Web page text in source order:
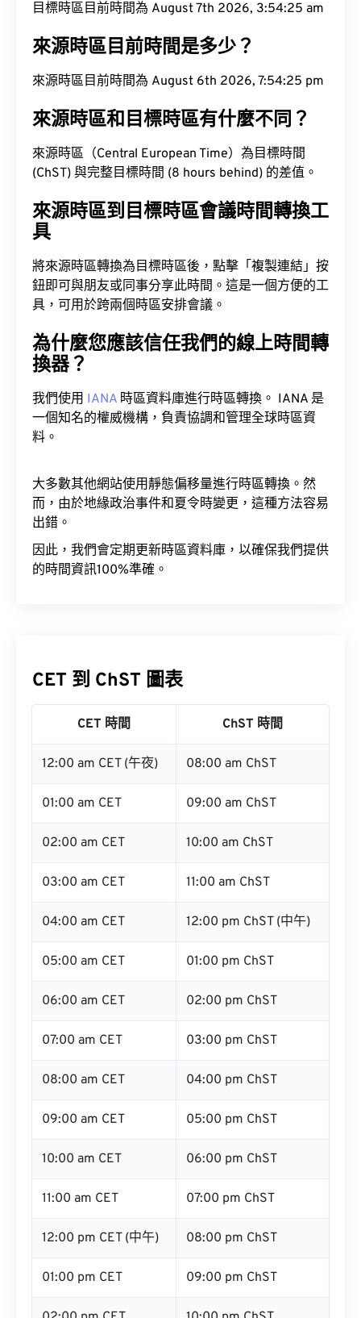
目標時區目前時間為 August 7th 2026, 3:54:26 am
來源時區目前時間是多少？
來源時區目前時間為 August 6th 2026, 7:54:26 pm
來源時區和目標時區有什麼不同？
來源時區（Central European Time）為目標時間
(ChST) 與完整目標時間 (8 hours behind) 的差值。
來源時區到目標時區會議時間轉換工
具
將來源時區轉換為目標時區後，點擊「複製連結」按
鈕即可與朋友或同事分享此時間。這是一個方便的工
具，可用於跨兩個時區安排會議。
為什麼您應該信任我們的線上時間轉
換器？
我們使用 IANA 時區資料庫進行時區轉換。 IANA 是
一個知名的權威機構，負責協調和管理全球時區資
料。
大多數其他網站使用靜態偏移量進行時區轉換。然
而，由於地緣政治事件和夏令時變更，這種方法容易
出錯。
因此，我們會定期更新時區資料庫，以確保我們提供
的時間資訊100%準確。
CET 到 ChST 圖表
CET 時間 ChST 時間
12:00 am CET (午夜) 08:00 am ChST
01:00 am CET 09:00 am ChST
02:00 am CET 10:00 am ChST
03:00 am CET 11:00 am ChST
04:00 am CET 12:00 pm ChST (中午)
05:00 am CET 01:00 pm ChST
06:00 am CET 02:00 pm ChST
07:00 am CET 03:00 pm ChST
08:00 am CET 04:00 pm ChST
09:00 am CET 05:00 pm ChST
10:00 am CET 06:00 pm ChST
11:00 am CET 07:00 pm ChST
12:00 pm CET (中午) 08:00 pm ChST
01:00 pm CET 09:00 pm ChST